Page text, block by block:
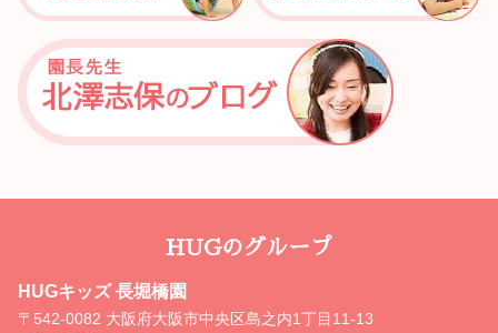
HUGのグループ
HUGキッズ 長堀橋園
〒542-0082 大阪府大阪市中央区島之内1丁目11-13